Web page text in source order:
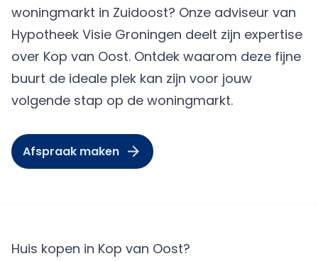
woningmarkt in Zuidoost? Onze adviseur van
Hypotheek Visie Groningen deelt zijn expertise
over Kop van Oost. Ontdek waarom deze fijne
buurt de ideale plek kan zijn voor jouw
volgende stap op de woningmarkt.
Afspraak maken
Huis kopen in Kop van Oost?